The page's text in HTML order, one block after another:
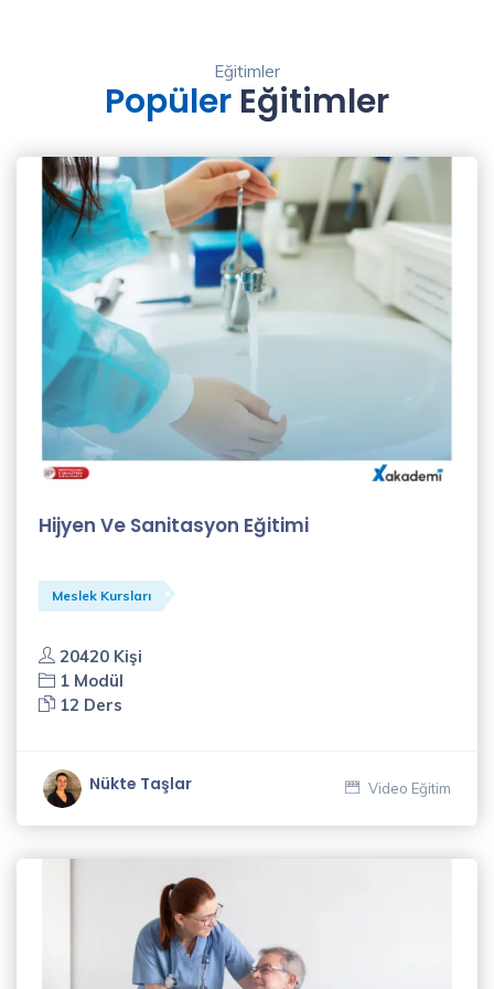
Eğitimler
Popüler Eğitimler
Hijyen Ve Sanitasyon Eğitimi
Meslek Kursları
20420 Kişi
1 Modül
12 Ders
Nükte Taşlar Video Eğitim